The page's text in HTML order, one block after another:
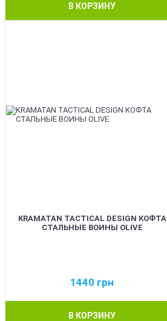
В КОРЗИНУ
KRAMATAN TACTICAL DESIGN КОФТА
СТАЛЬНЫЕ ВОИНЫ OLIVE
1440 грн
В КОРЗИНУ